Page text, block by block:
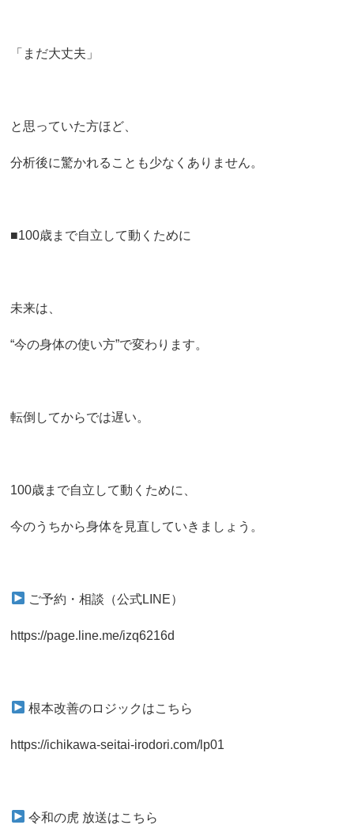
「まだ大丈夫」
と思っていた方ほど、
分析後に驚かれることも少なくありません。
■100歳まで自立して動くために
未来は、
“今の身体の使い方”で変わります。
転倒してからでは遅い。
100歳まで自立して動くために、
今のうちから身体を見直していきましょう。
ご予約・相談（公式LINE）
https://page.line.me/izq6216d
根本改善のロジックはこちら
https://ichikawa-seitai-irodori.com/lp01
令和の虎 放送はこちら